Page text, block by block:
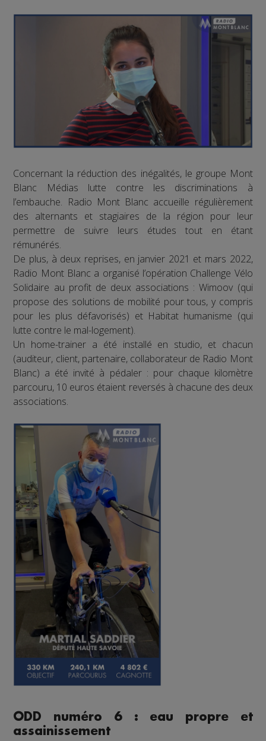
Concernant la réduction des inégalités, le groupe Mont
Blanc Médias lutte contre les discriminations à
l’embauche. Radio Mont Blanc accueille régulièrement
des alternants et stagiaires de la région pour leur
permettre de suivre leurs études tout en étant
rémunérés.
De plus, à deux reprises, en janvier 2021 et mars 2022,
Radio Mont Blanc a organisé l’opération Challenge Vélo
Solidaire au profit de deux associations : Wimoov (qui
propose des solutions de mobilité pour tous, y compris
pour les plus défavorisés) et Habitat humanisme (qui
lutte contre le mal-logement).
Un home-trainer a été installé en studio, et chacun
(auditeur, client, partenaire, collaborateur de Radio Mont
Blanc) a été invité à pédaler : pour chaque kilomètre
parcouru, 10 euros étaient reversés à chacune des deux
associations.
ODD numéro 6 : eau propre et
assainissement